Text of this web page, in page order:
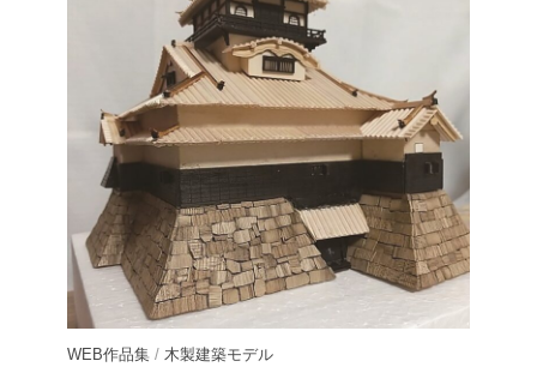
WEB作品集 / 木製建築モデル